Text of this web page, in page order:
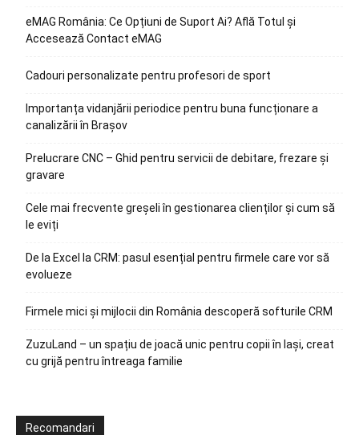
eMAG România: Ce Opțiuni de Suport Ai? Află Totul și
Accesează Contact eMAG
Cadouri personalizate pentru profesori de sport
Importanța vidanjării periodice pentru buna funcționare a
canalizării în Brașov
Prelucrare CNC – Ghid pentru servicii de debitare, frezare și
gravare
Cele mai frecvente greșeli în gestionarea clienților și cum să
le eviți
De la Excel la CRM: pasul esențial pentru firmele care vor să
evolueze
Firmele mici și mijlocii din România descoperă softurile CRM
ZuzuLand – un spațiu de joacă unic pentru copii în Iași, creat
cu grijă pentru întreaga familie
Recomandari